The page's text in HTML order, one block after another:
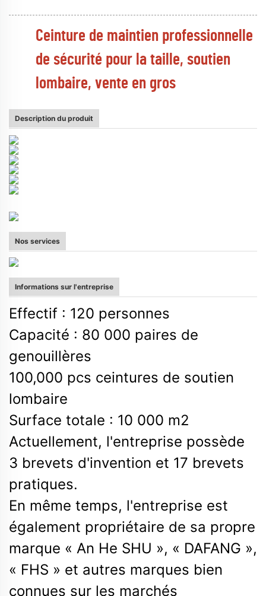
Ceinture de maintien professionnelle
de sécurité pour la taille, soutien
lombaire, vente en gros
Description du produit
Nos services
Informations sur l'entreprise
Effectif : 120 personnes
Capacité : 80 000 paires de
genouillères
100,000 pcs ceintures de soutien
lombaire
Surface totale : 10 000 m2
Actuellement, l'entreprise possède
3 brevets d'invention et 17 brevets
pratiques.
En même temps, l'entreprise est
également propriétaire de sa propre
marque « An He SHU », « DAFANG »,
« FHS » et autres marques bien
connues sur les marchés